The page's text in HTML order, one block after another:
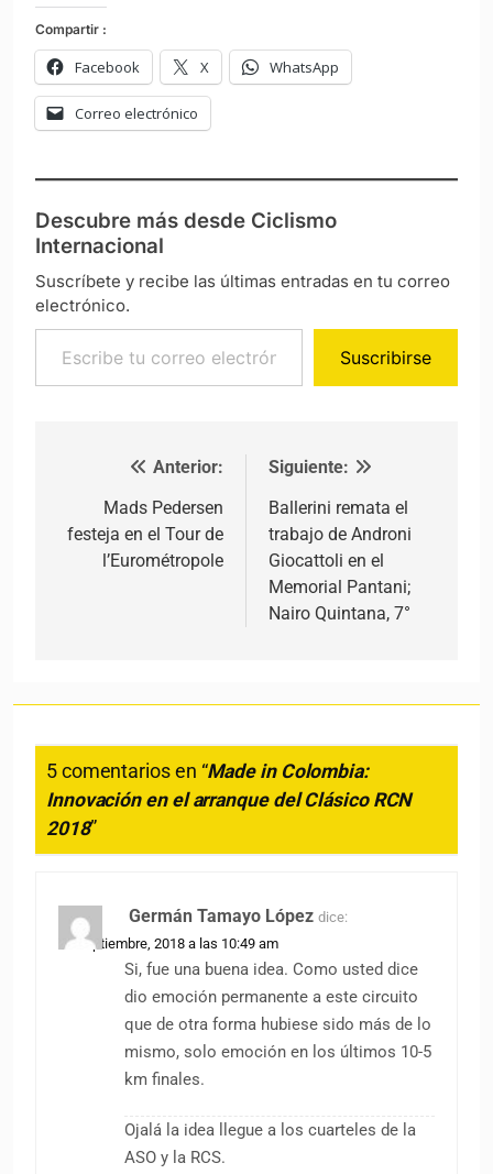
Compartir :
Facebook X WhatsApp
Correo electrónico
Descubre más desde Ciclismo
Internacional
Suscríbete y recibe las últimas entradas en tu correo
electrónico.
Escribe tu correo electrónico…
Suscribirse
Navegación de entradas
Anterior:
Mads Pedersen
festeja en el Tour de
l’Eurométropole
Siguiente:
Ballerini remata el
trabajo de Androni
Giocattoli en el
Memorial Pantani;
Nairo Quintana, 7°
5 comentarios en “Made in Colombia:
Innovación en el arranque del Clásico RCN
2018”
Germán Tamayo López dice:
22 septiembre, 2018 a las 10:49 am
Si, fue una buena idea. Como usted dice
dio emoción permanente a este circuito
que de otra forma hubiese sido más de lo
mismo, solo emoción en los últimos 10-5
km finales.
Ojalá la idea llegue a los cuarteles de la
ASO y la RCS.